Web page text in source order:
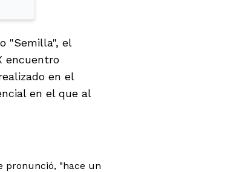
"Semilla", el
encuentro
en el
en el que al
pronunció, "hace un